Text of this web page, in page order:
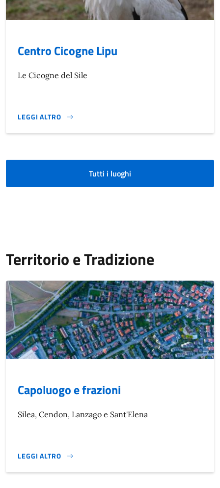
Centro Cicogne Lipu
Le Cicogne del Sile
LEGGI ALTRO
}
Tutti i luoghi
Territorio e Tradizione
Capoluogo e frazioni
Silea, Cendon, Lanzago e Sant'Elena
LEGGI ALTRO
CAPOLUOGO E FRAZIONI}